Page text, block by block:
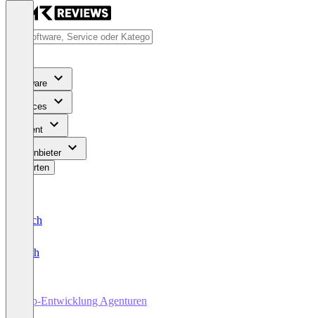
Software
Services
Content
Für Anbieter
Bewerten
Deutsch
English
App-Entwicklung Agenturen